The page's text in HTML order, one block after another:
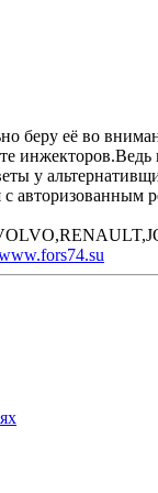
беру её во
у
с авторизованным